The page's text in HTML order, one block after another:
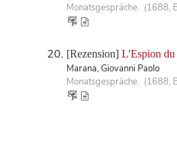
Monatsgespräche. (1688,
[Rezension] L'Espion du
Marana, Giovanni Paolo
Monatsgespräche. (1688,